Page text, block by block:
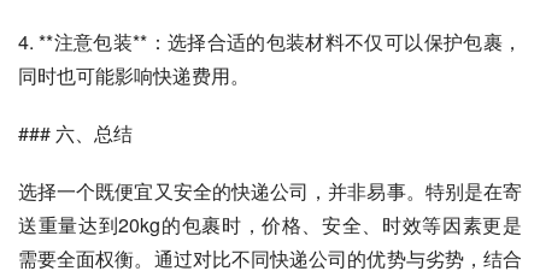
4. **注意包装**：选择合适的包装材料不仅可以保护包裹，
同时也可能影响快递费用。
### 六、总结
选择一个既便宜又安全的快递公司，并非易事。特别是在寄
送重量达到20kg的包裹时，价格、安全、时效等因素更是
需要全面权衡。通过对比不同快递公司的优势与劣势，结合